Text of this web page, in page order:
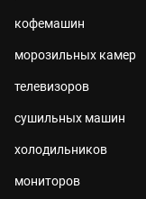
кофемашин
морозильных камер
телевизоров
сушильных машин
холодильников
мониторов